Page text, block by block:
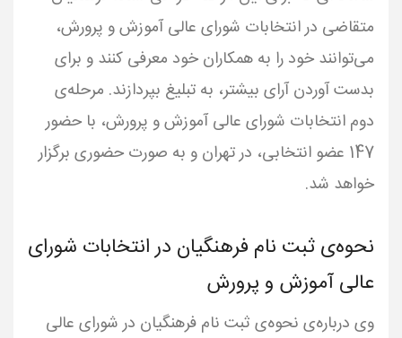
متقاضی در انتخابات شورای عالی آموزش و پرورش،
می‌توانند خود را به همکاران خود معرفی کنند و برای
بدست آوردن آرای بیشتر، به تبلیغ بپردازند. مرحله‌ی
دوم انتخابات شورای عالی آموزش و پرورش، با حضور
147 عضو انتخابی، در تهران و به صورت حضوری برگزار
خواهد شد.
نحوه‌ی ثبت نام فرهنگیان در انتخابات شورای
عالی آموزش و پرورش
وی درباره‌ی نحوه‌ی ثبت نام فرهنگیان در شورای عالی